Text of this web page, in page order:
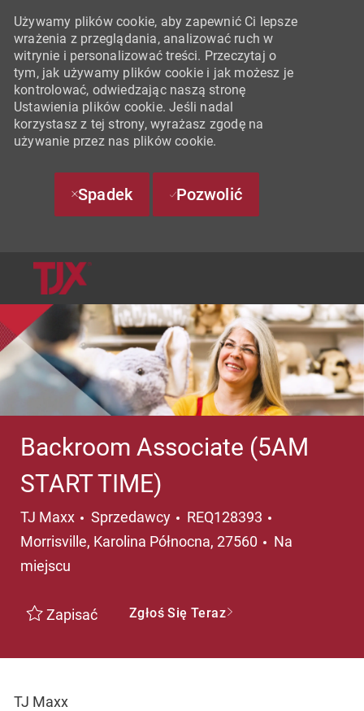
Używamy plików cookie, aby zapewnić Ci lepsze
wrażenia z przeglądania, analizować ruch w
witrynie i personalizować treści. Przeczytaj o
tym, jak używamy plików cookie i jak możesz je
kontrolować, odwiedzając naszą stronę
Ustawienia plików cookie. Jeśli nadal
korzystasz z tej strony, wyrażasz zgodę na
używanie przez nas plików cookie.
Spadek Pozwolić
Backroom Associate (5AM
START TIME)
TJ Maxx Kategoria
Sprzedawcy REQ128393
Morrisville, Karolina Północna, 27560
Na
miejscu
Zapisać Zgłoś Się Teraz
TJ Maxx